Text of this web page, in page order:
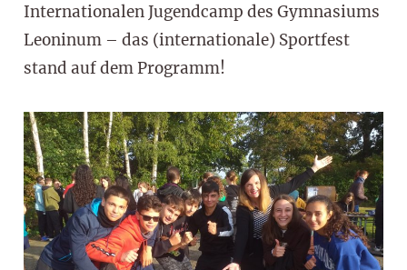
Internationalen Jugendcamp des Gymnasiums
Leoninum – das (internationale) Sportfest
stand auf dem Programm!